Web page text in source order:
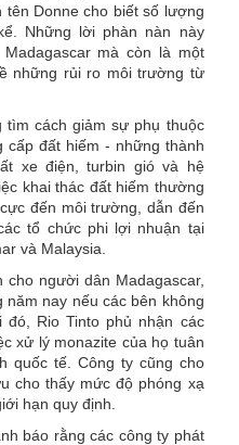
Donne cho biết số lượng
Những lời phàn nàn này
mà còn là một
những rủi ro môi trường từ
tìm cách giảm sự phụ thuộc
cấp đất hiếm - những thành
xe điện, turbin gió và hệ
khai thác đất hiếm thường
đến môi trường, dẫn đến
tổ chức phi lợi nhuận tại
và Malaysia.
người dân Madagascar,
nay nếu các bên không
Rio Tinto phủ nhận các
xử lý monazite của họ tuân
quốc tế. Công ty cũng cho
cho thấy mức độ phóng xạ
hạn quy định.
báo rằng các công ty phát